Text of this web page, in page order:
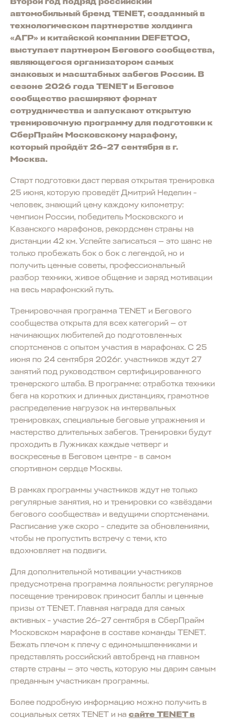
автомобильный бренд TENET, созданный в
технологическом партнерстве холдинга
«АГР» и китайской компании DEFETOO,
выступает партнером Бегового сообщества,
являющегося организатором самых
знаковых и масштабных забегов России. В
сезоне 2026 года TENET и Беговое
сообщество расширяют формат
сотрудничества и запускают открытую
тренировочную программу для подготовки к
СберПрайм Московскому марафону,
который пройдёт 26-27 сентября в г.
Москва.
Старт подготовки даст первая открытая тренировка
25 июня, которую проведёт Дмитрий Неделин -
человек, знающий цену каждому километру:
чемпион России, победитель Московского и
Казанского марафонов, рекордсмен страны на
дистанции 42 км. Успейте записаться — это шанс не
только пробежать бок о бок с легендой, но и
получить ценные советы, профессиональный
разбор техники, живое общение и заряд мотивации
на весь марафонский путь.
Тренировочная программа TENET и Бегового
сообщества открыта для всех категорий — от
начинающих любителей до подготовленных
спортсменов с опытом участия в марафонах. С 25
июня по 24 сентября 2026г. участников ждут 27
занятий под руководством сертифицированного
тренерского штаба. В программе: отработка техники
бега на коротких и длинных дистанциях, грамотное
распределение нагрузок на интервальных
тренировках, специальные беговые упражнения и
мастерство длительных забегов. Тренировки будут
проходить в Лужниках каждые четверг и
воскресенье в Беговом центре - в самом
спортивном сердце Москвы.
В рамках программы участников ждут не только
регулярные занятия, но и тренировки со «звёздами
бегового сообщества» и ведущими спортсменами.
Расписание уже скоро - следите за обновлениями,
чтобы не пропустить встречу с теми, кто
вдохновляет на подвиги.
Для дополнительной мотивации участников
предусмотрена программа лояльности: регулярное
посещение тренировок приносит баллы и ценные
призы от TENET. Главная награда для самых
активных - участие 26–27 сентября в СберПрайм
Московском марафоне в составе команды TENET.
Бежать плечом к плечу с единомышленниками и
представлять российский автобренд на главном
старте страны — это честь, которую мы дарим самым
преданным участникам программы.
Более подробную информацию можно получить в
социальных сетях TENET и на сайте TENET в